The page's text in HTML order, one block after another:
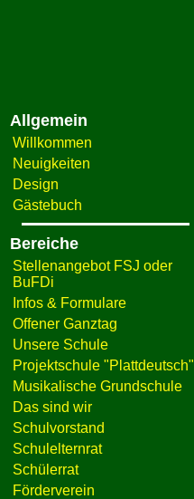
Allgemein
Willkommen
Neuigkeiten
Design
Gästebuch
Bereiche
Stellenangebot FSJ oder
BuFDi
Infos & Formulare
Offener Ganztag
Unsere Schule
Projektschule "Plattdeutsch"
Musikalische Grundschule
Das sind wir
Schulvorstand
Schulelternrat
Schülerrat
Förderverein